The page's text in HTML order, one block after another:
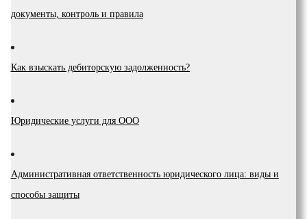
документы, контроль и правила
Как взыскать дебиторскую задолженность?
Юридические услуги для ООО
Административная ответственность юридического лица: виды и
способы защиты